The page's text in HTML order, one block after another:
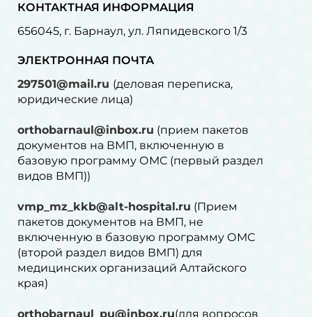
КОНТАКТНАЯ ИНФОРМАЦИЯ
656045, г. Барнаул, ул. Ляпидевского 1/3
ЭЛЕКТРОННАЯ ПОЧТА
297501@mail.ru (деловая переписка,
юридические лица)
orthobarnaul@inbox.ru (прием пакетов
документов на ВМП, включенную в
базовую программу ОМС (первый раздел
видов ВМП))
vmp_mz_kkb@alt-hospital.ru (Прием
пакетов документов на ВМП, не
включенную в базовую программу ОМС
(второй раздел видов ВМП) для
медицинских организаций Алтайского
края)
orthobarnaul_pu@inbox.ru(для вопросов